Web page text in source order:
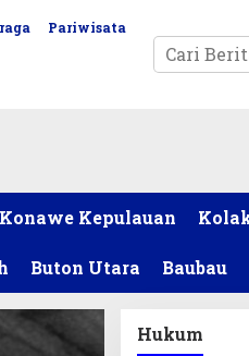
Pariwisata
Konawe Kepulauan
Buton Utara Baubau
Hukum